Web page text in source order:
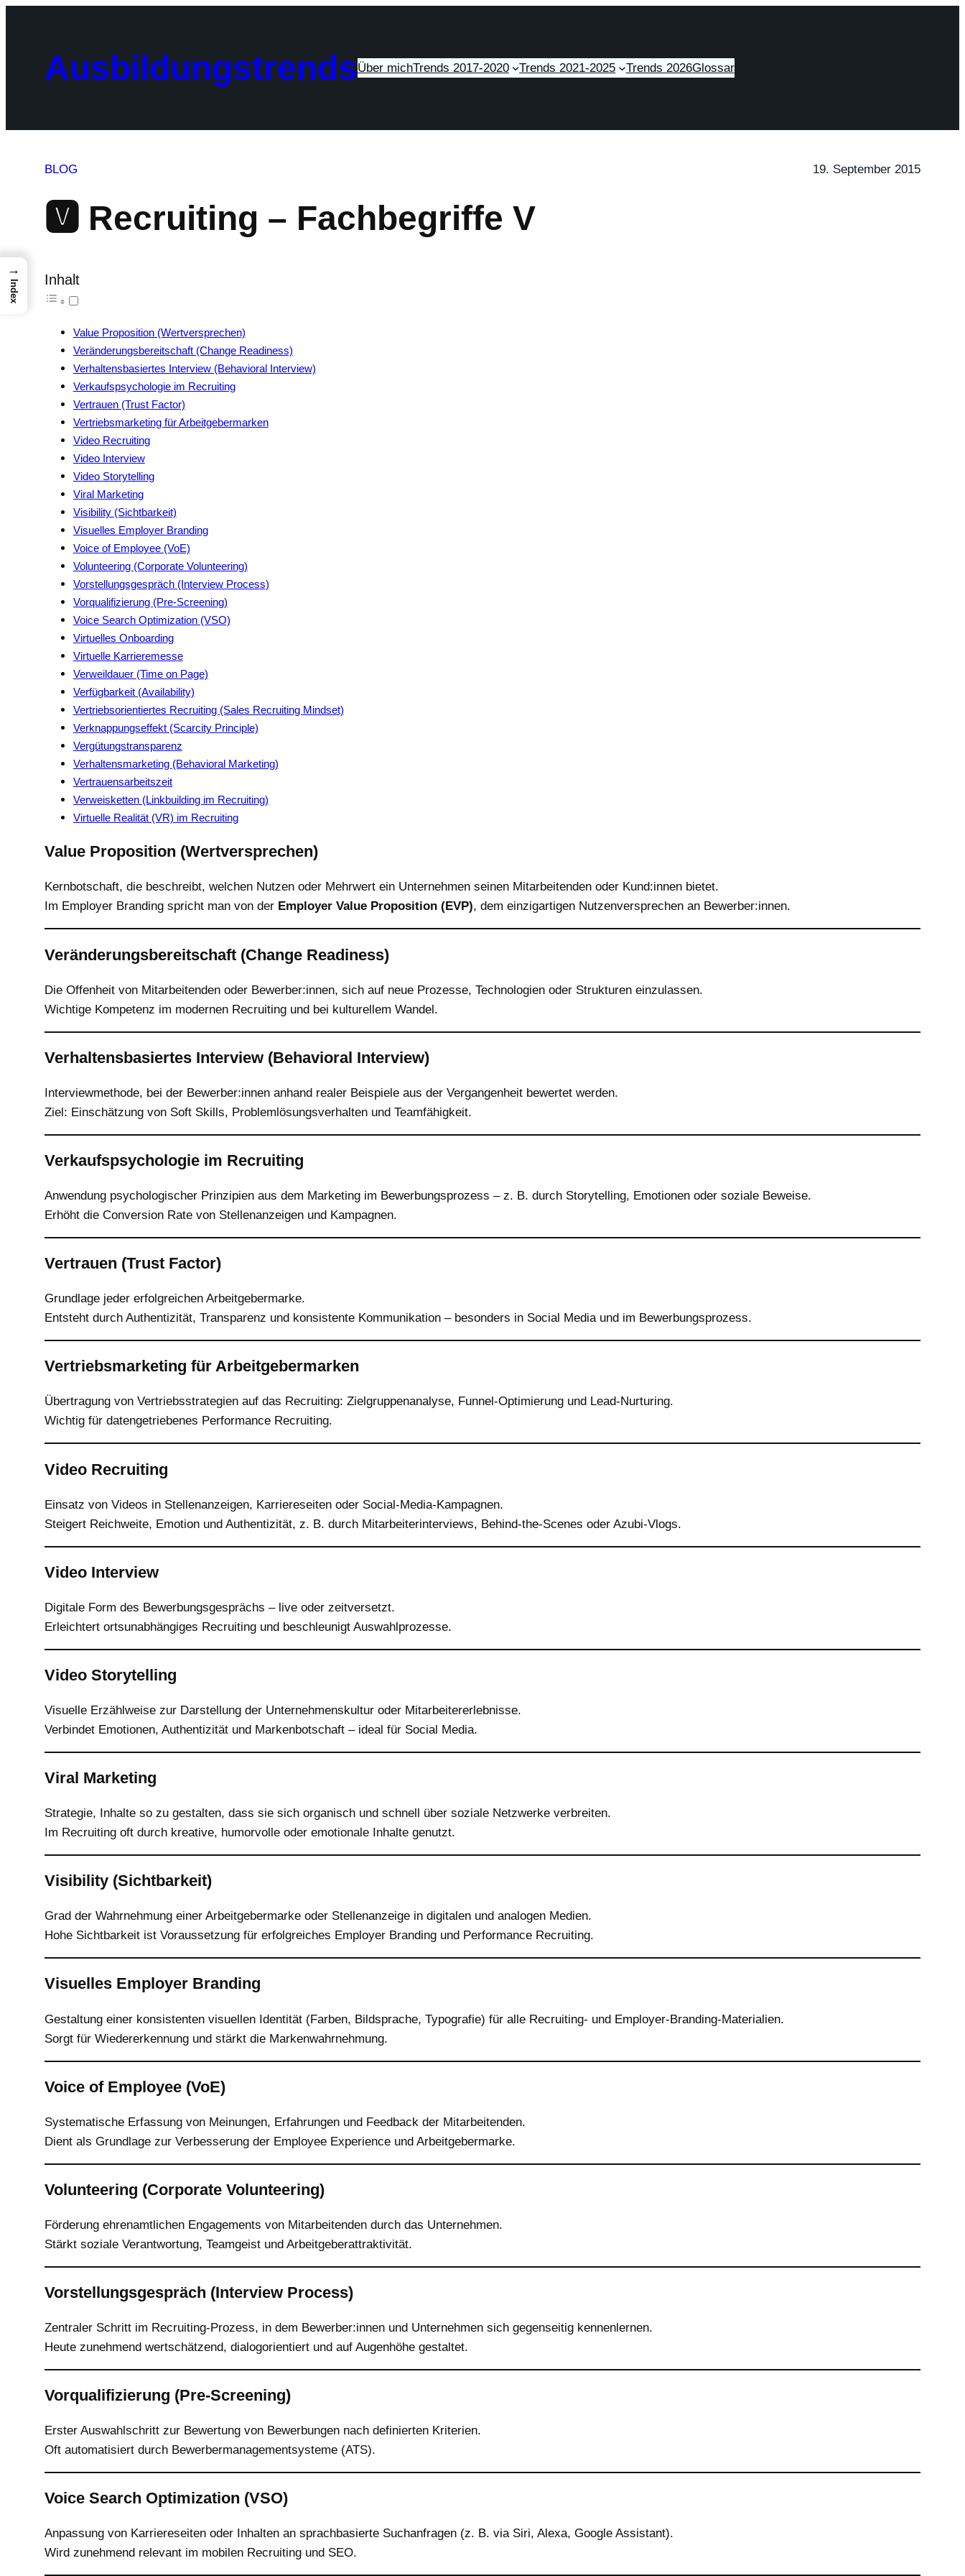
AusbildungstrendsÜber michTrends 2017-2020 Trends 2021-2025 Trends 2026Glossar
BLOG 19. September 2015
🆅 Recruiting – Fachbegriffe V
Inhalt
Value Proposition (Wertversprechen)
Veränderungsbereitschaft (Change Readiness)
Verhaltensbasiertes Interview (Behavioral Interview)
Verkaufspsychologie im Recruiting
Vertrauen (Trust Factor)
Vertriebsmarketing für Arbeitgebermarken
Video Recruiting
Video Interview
Video Storytelling
Viral Marketing
Visibility (Sichtbarkeit)
Visuelles Employer Branding
Voice of Employee (VoE)
Volunteering (Corporate Volunteering)
Vorstellungsgespräch (Interview Process)
Vorqualifizierung (Pre-Screening)
Voice Search Optimization (VSO)
Virtuelles Onboarding
Virtuelle Karrieremesse
Verweildauer (Time on Page)
Verfügbarkeit (Availability)
Vertriebsorientiertes Recruiting (Sales Recruiting Mindset)
Verknappungseffekt (Scarcity Principle)
Vergütungstransparenz
Verhaltensmarketing (Behavioral Marketing)
Vertrauensarbeitszeit
Verweisketten (Linkbuilding im Recruiting)
Virtuelle Realität (VR) im Recruiting
Value Proposition (Wertversprechen)
Kernbotschaft, die beschreibt, welchen Nutzen oder Mehrwert ein Unternehmen seinen Mitarbeitenden oder Kund:innen bietet.
Im Employer Branding spricht man von der Employer Value Proposition (EVP), dem einzigartigen Nutzenversprechen an Bewerber:innen.
Veränderungsbereitschaft (Change Readiness)
Die Offenheit von Mitarbeitenden oder Bewerber:innen, sich auf neue Prozesse, Technologien oder Strukturen einzulassen.
Wichtige Kompetenz im modernen Recruiting und bei kulturellem Wandel.
Verhaltensbasiertes Interview (Behavioral Interview)
Interviewmethode, bei der Bewerber:innen anhand realer Beispiele aus der Vergangenheit bewertet werden.
Ziel: Einschätzung von Soft Skills, Problemlösungsverhalten und Teamfähigkeit.
Verkaufspsychologie im Recruiting
Anwendung psychologischer Prinzipien aus dem Marketing im Bewerbungsprozess – z. B. durch Storytelling, Emotionen oder soziale Beweise.
Erhöht die Conversion Rate von Stellenanzeigen und Kampagnen.
Vertrauen (Trust Factor)
Grundlage jeder erfolgreichen Arbeitgebermarke.
Entsteht durch Authentizität, Transparenz und konsistente Kommunikation – besonders in Social Media und im Bewerbungsprozess.
Vertriebsmarketing für Arbeitgebermarken
Übertragung von Vertriebsstrategien auf das Recruiting: Zielgruppenanalyse, Funnel-Optimierung und Lead-Nurturing.
Wichtig für datengetriebenes Performance Recruiting.
Video Recruiting
Einsatz von Videos in Stellenanzeigen, Karriereseiten oder Social-Media-Kampagnen.
Steigert Reichweite, Emotion und Authentizität, z. B. durch Mitarbeiterinterviews, Behind-the-Scenes oder Azubi-Vlogs.
Video Interview
Digitale Form des Bewerbungsgesprächs – live oder zeitversetzt.
Erleichtert ortsunabhängiges Recruiting und beschleunigt Auswahlprozesse.
Video Storytelling
Visuelle Erzählweise zur Darstellung der Unternehmenskultur oder Mitarbeitererlebnisse.
Verbindet Emotionen, Authentizität und Markenbotschaft – ideal für Social Media.
Viral Marketing
Strategie, Inhalte so zu gestalten, dass sie sich organisch und schnell über soziale Netzwerke verbreiten.
Im Recruiting oft durch kreative, humorvolle oder emotionale Inhalte genutzt.
Visibility (Sichtbarkeit)
Grad der Wahrnehmung einer Arbeitgebermarke oder Stellenanzeige in digitalen und analogen Medien.
Hohe Sichtbarkeit ist Voraussetzung für erfolgreiches Employer Branding und Performance Recruiting.
Visuelles Employer Branding
Gestaltung einer konsistenten visuellen Identität (Farben, Bildsprache, Typografie) für alle Recruiting- und Employer-Branding-Materialien.
Sorgt für Wiedererkennung und stärkt die Markenwahrnehmung.
Voice of Employee (VoE)
Systematische Erfassung von Meinungen, Erfahrungen und Feedback der Mitarbeitenden.
Dient als Grundlage zur Verbesserung der Employee Experience und Arbeitgebermarke.
Volunteering (Corporate Volunteering)
Förderung ehrenamtlichen Engagements von Mitarbeitenden durch das Unternehmen.
Stärkt soziale Verantwortung, Teamgeist und Arbeitgeberattraktivität.
Vorstellungsgespräch (Interview Process)
Zentraler Schritt im Recruiting-Prozess, in dem Bewerber:innen und Unternehmen sich gegenseitig kennenlernen.
Heute zunehmend wertschätzend, dialogorientiert und auf Augenhöhe gestaltet.
Vorqualifizierung (Pre-Screening)
Erster Auswahlschritt zur Bewertung von Bewerbungen nach definierten Kriterien.
Oft automatisiert durch Bewerbermanagementsysteme (ATS).
Voice Search Optimization (VSO)
Anpassung von Karriereseiten oder Inhalten an sprachbasierte Suchanfragen (z. B. via Siri, Alexa, Google Assistant).
Wird zunehmend relevant im mobilen Recruiting und SEO.
→
Index